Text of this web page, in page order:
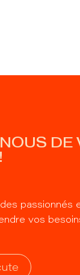
DE
passionnés
vos